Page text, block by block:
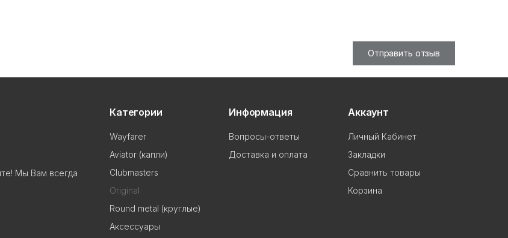
Отправить отзыв
Мы Вам всегда
Категории
Wayfarer
Aviator (капли)
Clubmasters
Original
Round metal (круглые)
Аксессуары
Информация
Вопросы-ответы
Доставка и оплата
Аккаунт
Личный Кабинет
Закладки
Сравнить товары
Корзина